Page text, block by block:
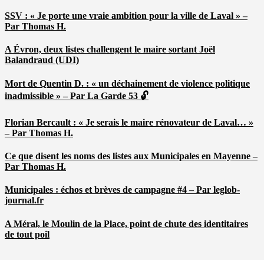
SSV : « Je porte une vraie ambition pour la ville de Laval » –
Par Thomas H.
A Évron, deux listes challengent le maire sortant Joël
Balandraud (UDI)
Mort de Quentin D. : « un déchainement de violence politique
inadmissible » – Par La Garde 53 🔓
Florian Bercault : « Je serais le maire rénovateur de Laval… »
– Par Thomas H.
Ce que disent les noms des listes aux Municipales en Mayenne –
Par Thomas H.
Municipales : échos et brèves de campagne #4 – Par leglob-
journal.fr
A Méral, le Moulin de la Place, point de chute des identitaires
de tout poil